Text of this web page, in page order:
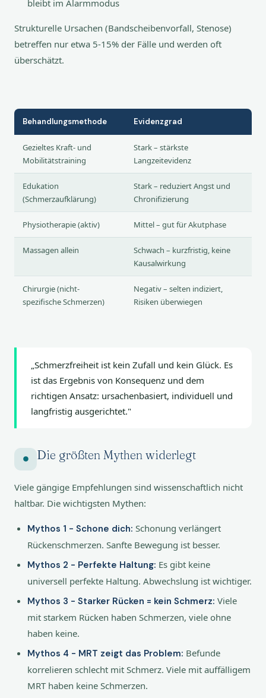
bleibt im Alarmmodus
Strukturelle Ursachen (Bandscheibenvorfall, Stenose)
betreffen nur etwa 5-15% der Fälle und werden oft
überschätzt.
Behandlungsmethode Evidenzgrad
Gezieltes Kraft- und
Mobilitätstraining
Stark – stärkste
Langzeitevidenz
Edukation
(Schmerzaufklärung)
Stark – reduziert Angst und
Chronifizierung
Physiotherapie (aktiv) Mittel – gut für Akutphase
Massagen allein
Schwach – kurzfristig, keine
Kausalwirkung
Chirurgie (nicht-
spezifische Schmerzen)
Negativ – selten indiziert,
Risiken überwiegen
„Schmerzfreiheit ist kein Zufall und kein Glück. Es
ist das Ergebnis von Konsequenz und dem
richtigen Ansatz: ursachenbasiert, individuell und
langfristig ausgerichtet."
Die größten Mythen widerlegt
Viele gängige Empfehlungen sind wissenschaftlich nicht
haltbar. Die wichtigsten Mythen:
Mythos 1 - Schone dich: Schonung verlängert
Rückenschmerzen. Sanfte Bewegung ist besser.
Mythos 2 - Perfekte Haltung: Es gibt keine
universell perfekte Haltung. Abwechslung ist wichtiger.
Mythos 3 - Starker Rücken = kein Schmerz: Viele
mit starkem Rücken haben Schmerzen, viele ohne
haben keine.
Mythos 4 - MRT zeigt das Problem: Befunde
korrelieren schlecht mit Schmerz. Viele mit auffälligem
MRT haben keine Schmerzen.